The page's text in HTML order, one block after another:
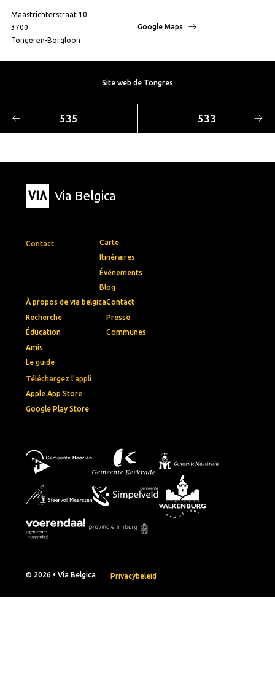
Maastrichterstraat 10
3700
Tongeren-Borgloon
Google Maps
Site web de Tongres
535 533
Via Belgica
Contact
Téléchargez l'appli
Apple App Store
Google Play Store
Carte
Itinéraires
Événements
Blog
À propos de via belgica
Recherche
Éducation
Amis
Le guide
Contact
Presse
Communes
© 2026 • Via Belgica Privacybeleid